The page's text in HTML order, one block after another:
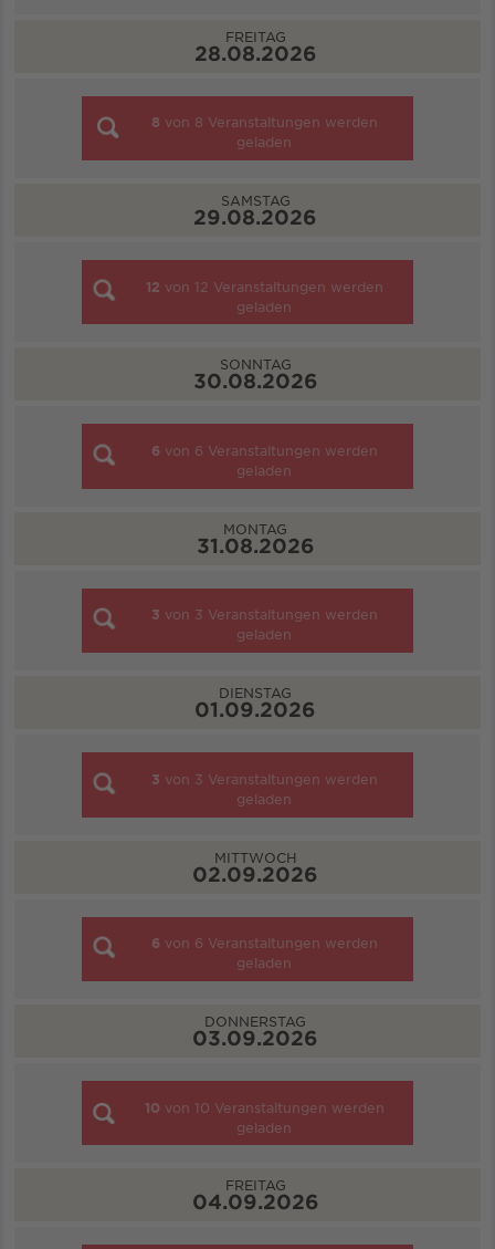
FREITAG
28.08.2026
8 von 8 Veranstaltungen werden
geladen
SAMSTAG
29.08.2026
12 von 12 Veranstaltungen werden
geladen
SONNTAG
30.08.2026
6 von 6 Veranstaltungen werden
geladen
MONTAG
31.08.2026
3 von 3 Veranstaltungen werden
geladen
DIENSTAG
01.09.2026
3 von 3 Veranstaltungen werden
geladen
MITTWOCH
02.09.2026
6 von 6 Veranstaltungen werden
geladen
DONNERSTAG
03.09.2026
10 von 10 Veranstaltungen werden
geladen
FREITAG
04.09.2026